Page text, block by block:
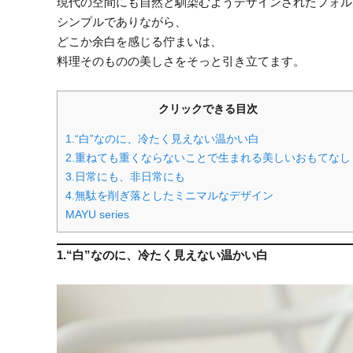
シンプルでありながら、
どこか余白を感じる佇まいは、
料理そのものの美しさをそっと引き立てます。
クリックできる目次
1.“白”なのに、冷たく見えない温かい白
2.重ねても重くならないことで生まれる美しいおもてなし
3.日常にも、非日常にも
4.無駄を削ぎ落としたミニマルなデザイン
MAYU series
1.“白”なのに、冷たく見えない温かい白